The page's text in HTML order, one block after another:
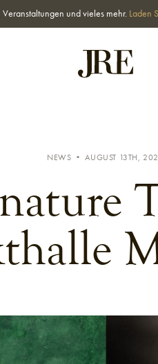
und vieles mehr. Laden
NEWS • AUGUST 13TH,